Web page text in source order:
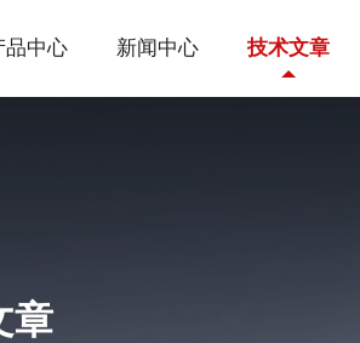
品中心 新闻中心 技术文章
章